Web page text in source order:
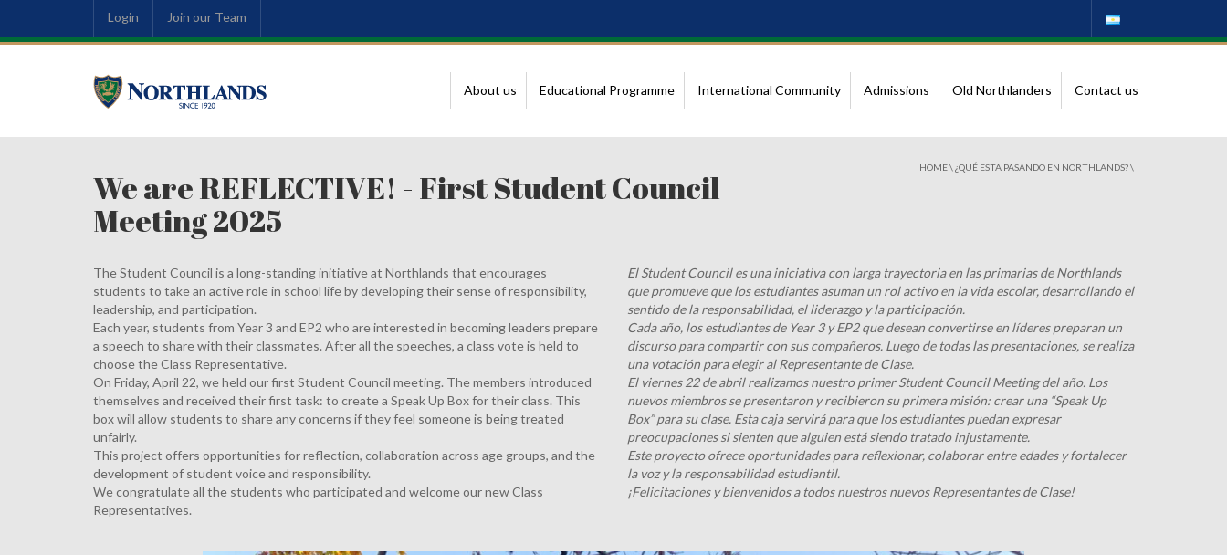
Login Join our Team
About us Educational Programme International Community Admissions Old Northlanders Contact us
We are REFLECTIVE! - First Student Council
Meeting 2025
HOME\ ¿QUÉ ESTA PASANDO EN NORTHLANDS?\
The Student Council is a long-standing initiative at Northlands that encourages
students to take an active role in school life by developing their sense of responsibility,
leadership, and participation.
Each year, students from Year 3 and EP2 who are interested in becoming leaders prepare
a speech to share with their classmates. After all the speeches, a class vote is held to
choose the Class Representative.
On Friday, April 22, we held our first Student Council meeting. The members introduced
themselves and received their first task: to create a Speak Up Box for their class. This
box will allow students to share any concerns if they feel someone is being treated
unfairly.
This project offers opportunities for reflection, collaboration across age groups, and the
development of student voice and responsibility.
We congratulate all the students who participated and welcome our new Class
Representatives.
El Student Council es una iniciativa con larga trayectoria en las primarias de Northlands
que promueve que los estudiantes asuman un rol activo en la vida escolar, desarrollando el
sentido de la responsabilidad, el liderazgo y la participación.
Cada año, los estudiantes de Year 3 y EP2 que desean convertirse en líderes preparan un
discurso para compartir con sus compañeros. Luego de todas las presentaciones, se realiza
una votación para elegir al Representante de Clase.
El viernes 22 de abril realizamos nuestro primer Student Council Meeting del año. Los
nuevos miembros se presentaron y recibieron su primera misión: crear una “Speak Up
Box” para su clase. Esta caja servirá para que los estudiantes puedan expresar
preocupaciones si sienten que alguien está siendo tratado injustamente.
Este proyecto ofrece oportunidades para reflexionar, colaborar entre edades y fortalecer
la voz y la responsabilidad estudiantil.
¡Felicitaciones y bienvenidos a todos nuestros nuevos Representantes de Clase!